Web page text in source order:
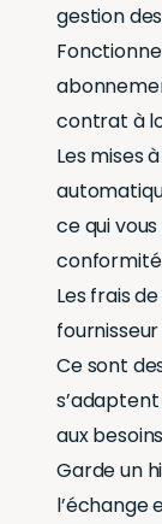
gestion
contrat à
Les mises
ce qui
conformité
Les frais
Ce sont
aux
Garde un
l’échange